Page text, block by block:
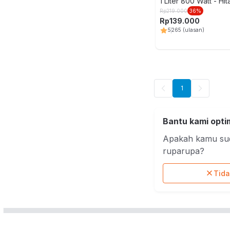
Rp219.000 36%
Rp139.000
5265 (ulasan)
1
Bantu kami
Apakah kamu
ruparupa?